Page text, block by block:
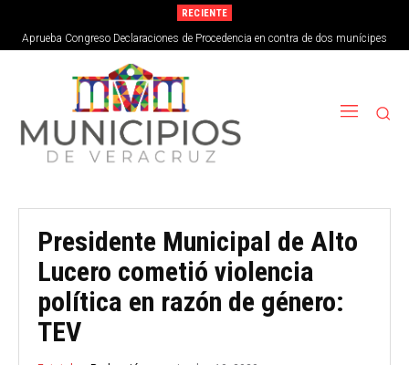
RECIENTE
Aprueba Congreso Declaraciones de Procedencia en contra de dos munícipes
Presidente Municipal de Alto
Lucero cometió violencia
política en razón de género:
TEV